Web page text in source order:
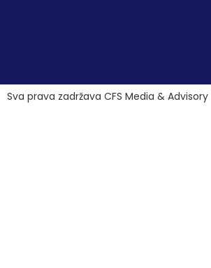
Sva prava zadržava CFS Media &